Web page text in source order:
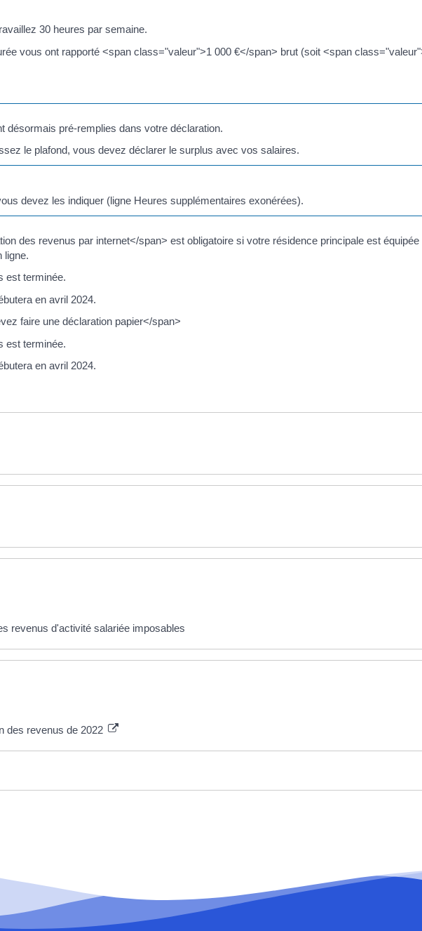
30 heures par semaine.
vous ont rapporté <span class="valeur">1 000 €</span> brut (soit <span
désormais pré-remplies dans votre déclaration.
le plafond, vous devez déclarer le surplus avec vos salaires.
devez les indiquer (ligne Heures supplémentaires exonérées).
des revenus par internet</span> est obligatoire si votre résidence principale est
ligne.
est terminée.
en avril 2024.
faire une déclaration papier</span>
est terminée.
en avril 2024.
revenus d'activité salariée imposables
des revenus de 2022